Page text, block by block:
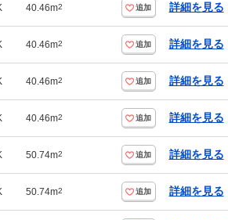
40.46m2 追加 詳細を見る
40.46m2 追加 詳細を見る
40.46m2 追加 詳細を見る
40.46m2 追加 詳細を見る
50.74m2 追加 詳細を見る
50.74m2 追加 詳細を見る